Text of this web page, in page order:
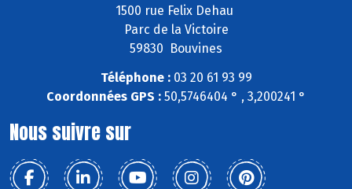
1500 rue Felix Dehau
Parc de la Victoire
59830 Bouvines
Téléphone :03 20 61 93 99
Coordonnées GPS : 50,5746404 ° , 3,200241 °
Nous suivre sur